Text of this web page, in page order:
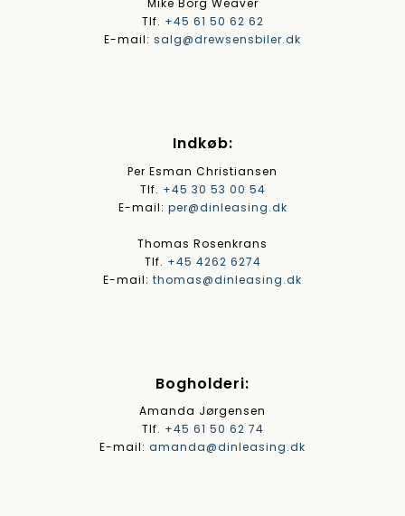
Mike Borg Weaver
Tlf. +45 61 50 62 62
E-mail: salg@drewsensbiler.dk
Indkøb:
Per Esman Christiansen
Tlf. +45 30 53 00 54
E-mail: per@dinleasing.dk
Thomas Rosenkrans
Tlf. +45 4262 6274
E-mail: thomas@dinleasing.dk
Bogholderi:
Amanda Jørgensen
Tlf. +45 61 50 62 74
E-mail: amanda@dinleasing.dk